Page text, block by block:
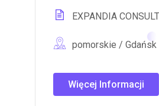
EXPANDIA
pomorskie / Gdańsk
Więcej Informacji